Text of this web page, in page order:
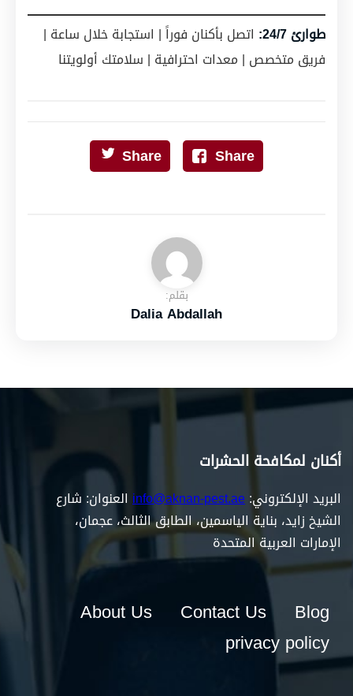
طوارئ 24/7:
اتصل بأكنان فوراً | استجابة خلال ساعة |
فريق متخصص | معدات احترافية | سلامتك أولويتنا
Share
Share
بقلم:
Dalia Abdallah
أكنان لمكافحة الحشرات
البريد الإلكتروني:info@aknan-pest.ae العنوان: شارع
الشيخ زايد، بناية الياسمين، الطابق الثالث، عجمان،
الإمارات العربية المتحدة
Blog
Contact Us
About Us
privacy policy